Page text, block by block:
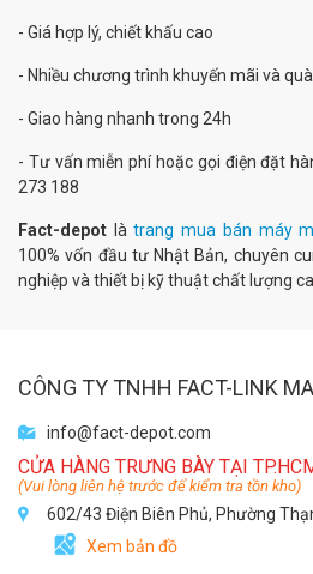
- Giá hợp lý, chiết khấu cao
- Nhiều chương trình khuyến mãi và
- Giao hàng nhanh trong 24h
- Tư vấn miễn phí hoặc gọi điện đặt
273 188
Fact-depot làtrang mua bán máy
100% vốn đầu tư Nhật Bản, chuyên
nghiệp và thiết bị kỹ thuật chất lượng
CÔNG TY TNHH FACT-LINK
info@fact-depot.com
CỬA HÀNG TRƯNG BÀY TẠI
(Vui lòng liên hệ trước để kiểm tra tồn kho)
602/43 Điện Biên Phủ, Phường
Xem bản đồ